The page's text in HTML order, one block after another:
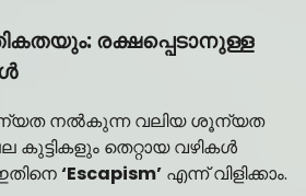
രക്ഷപ്പെടാനുള്ള
നൽകുന്ന വലിയ ശൂന്യത
കുട്ടികളും തെറ്റായ വഴികൾ
‘Escapism’ എന്ന് വിളിക്കാം.